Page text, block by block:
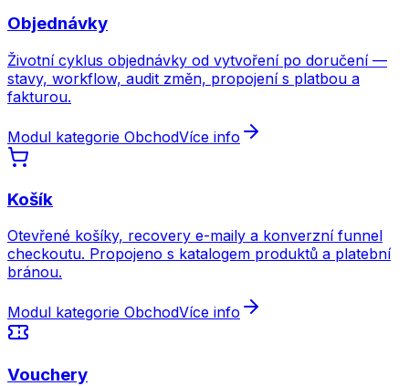
Objednávky
Životní cyklus objednávky od vytvoření po doručení —
stavy, workflow, audit změn, propojení s platbou a
fakturou.
Modul kategorie ObchodVíce info
Košík
Otevřené košíky, recovery e-maily a konverzní funnel
checkoutu. Propojeno s katalogem produktů a platební
bránou.
Modul kategorie ObchodVíce info
Vouchery